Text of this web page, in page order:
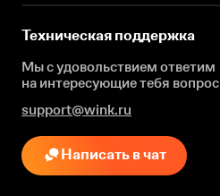
Техническая поддержка
Мы с удовольствием ответим
на интересующиетебя
support@wink.ru
Написать в чат